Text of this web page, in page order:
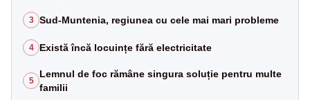
3 Sud-Muntenia, regiunea cu cele mai mari probleme
4 Există încă locuințe fără electricitate
5
Lemnul de foc rămâne singura soluție pentru multe
familii